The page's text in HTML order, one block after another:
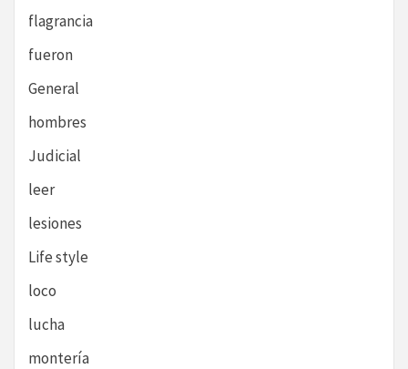
flagrancia
fueron
General
hombres
Judicial
leer
lesiones
Life style
loco
lucha
montería